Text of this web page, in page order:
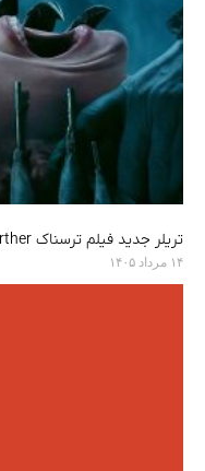
تریلر جدید فیلم ترسناک Insidious: Out of the Further منتشر شد
۱۴ مرداد ۱۴۰۵